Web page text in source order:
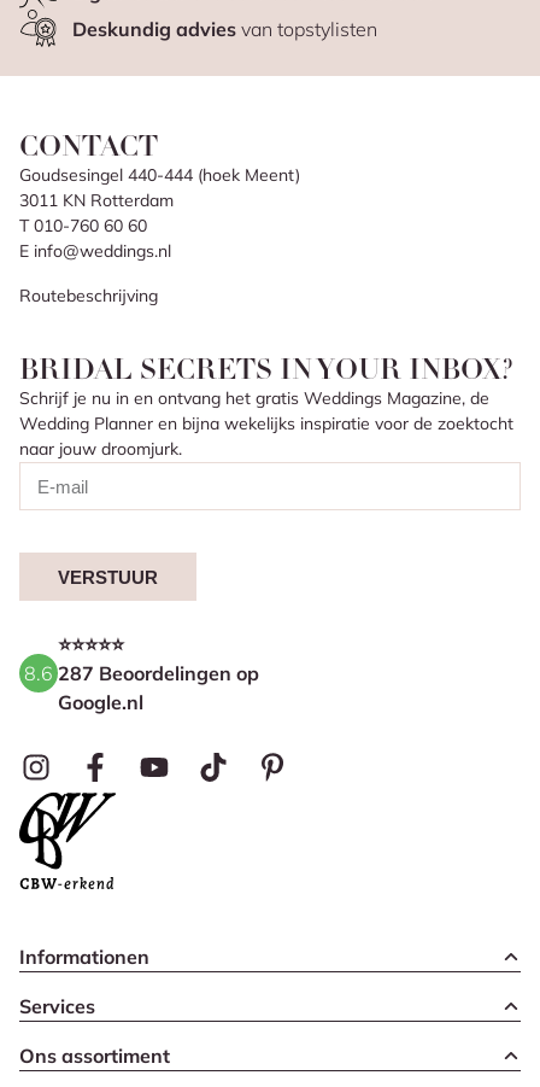
Deskundig adviesvan topstylisten
CONTACT
Goudsesingel 440-444 (hoek Meent)
3011 KN Rotterdam
T 010-760 60 60
E info@weddings.nl
Routebeschrijving
BRIDAL SECRETS IN YOUR INBOX?
Schrijf je nu in en ontvang het gratis Weddings Magazine, de
Wedding Planner en bijna wekelijks inspiratie voor de zoektocht
naar jouw droomjurk.
VERSTUUR
8.6
⭐⭐⭐⭐⭐
287 Beoordelingen op
Google.nl
Informationen
Services
Ons assortiment